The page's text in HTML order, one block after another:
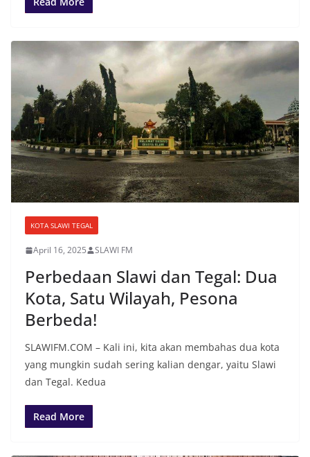
KOTA SLAWI TEGAL
April 16, 2025 SLAWI FM
Perbedaan Slawi dan Tegal: Dua
Kota, Satu Wilayah, Pesona
Berbeda!
SLAWIFM.COM – Kali ini, kita akan membahas dua kota
yang mungkin sudah sering kalian dengar, yaitu Slawi
dan Tegal. Kedua
Read More